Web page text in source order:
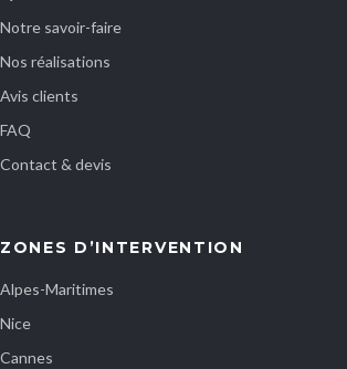
Notre savoir-faire
Nos réalisations
Avis clients
FAQ
Contact & devis
ZONES D’INTERVENTION
Alpes-Maritimes
Nice
Cannes